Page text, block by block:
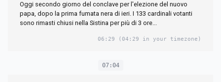
Oggi secondo giorno del conclave per l'elezione del nuovo
papa, dopo la prima fumata nera di ieri. I 133 cardinali votanti
sono rimasti chiusi nella Sistina per più di 3 ore...
06:29 (04:29 in your timezone)
07:04